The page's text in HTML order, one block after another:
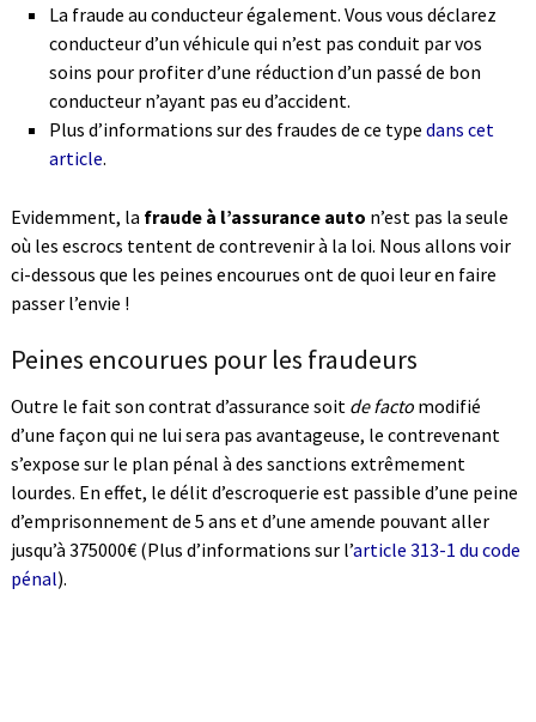
La fraude au conducteur également. Vous vous déclarez
conducteur d’un véhicule qui n’est pas conduit par vos
soins pour profiter d’une réduction d’un passé de bon
conducteur n’ayant pas eu d’accident.
Plus d’informations sur des fraudes de ce type dans cet
article.
Evidemment, la fraude à l’assurance auto n’est pas la seule
où les escrocs tentent de contrevenir à la loi. Nous allons voir
ci-dessous que les peines encourues ont de quoi leur en faire
passer l’envie !
Peines encourues pour les fraudeurs
Outre le fait son contrat d’assurance soit de factomodifié
d’une façon qui ne lui sera pas avantageuse, le contrevenant
s’expose sur le plan pénal à des sanctions extrêmement
lourdes. En effet, le délit d’escroquerie est passible d’une peine
d’emprisonnement de 5 ans et d’une amende pouvant aller
jusqu’à 375000€ (Plus d’informations sur l’article 313-1 du code
pénal).